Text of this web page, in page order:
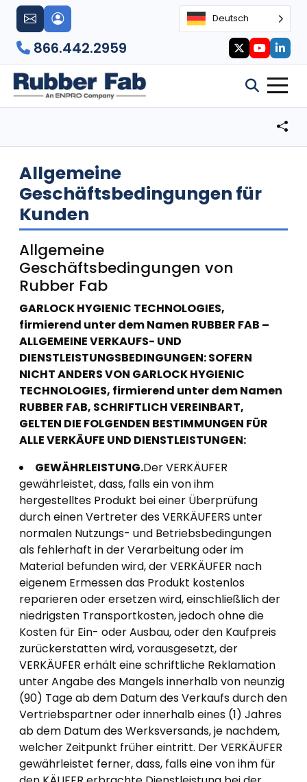
Deutsch
866.442.2959
Allgemeine
Geschäftsbedingungen für
Kunden
Allgemeine
Geschäftsbedingungen von
Rubber Fab
GARLOCK HYGIENIC TECHNOLOGIES,
firmierend unter dem Namen RUBBER FAB –
ALLGEMEINE VERKAUFS- UND
DIENSTLEISTUNGSBEDINGUNGEN: SOFERN
NICHT ANDERS VON GARLOCK HYGIENIC
TECHNOLOGIES, firmierend unter dem Namen
RUBBER FAB, SCHRIFTLICH VEREINBART,
GELTEN DIE FOLGENDEN BESTIMMUNGEN FÜR
ALLE VERKÄUFE UND DIENSTLEISTUNGEN:
GEWÄHRLEISTUNG.Der VERKÄUFER
gewährleistet, dass, falls ein von ihm
hergestelltes Produkt bei einer Überprüfung
durch einen Vertreter des VERKÄUFERS unter
normalen Nutzungs- und Betriebsbedingungen
als fehlerhaft in der Verarbeitung oder im
Material befunden wird, der VERKÄUFER nach
eigenem Ermessen das Produkt kostenlos
reparieren oder ersetzen wird, einschließlich der
niedrigsten Transportkosten, jedoch ohne die
Kosten für Ein- oder Ausbau, oder den Kaufpreis
zurückerstatten wird, vorausgesetzt, der
VERKÄUFER erhält eine schriftliche Reklamation
unter Angabe des Mangels innerhalb von neunzig
(90) Tage ab dem Datum des Verkaufs durch den
Vertriebspartner oder innerhalb eines (1) Jahres
ab dem Datum des Werksversands, je nachdem,
welcher Zeitpunkt früher eintritt. Der VERKÄUFER
gewährleistet ferner, dass, falls eine von ihm für